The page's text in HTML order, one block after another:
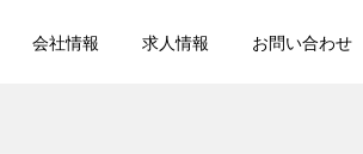
会社情報 求人情報 お問い合わせ